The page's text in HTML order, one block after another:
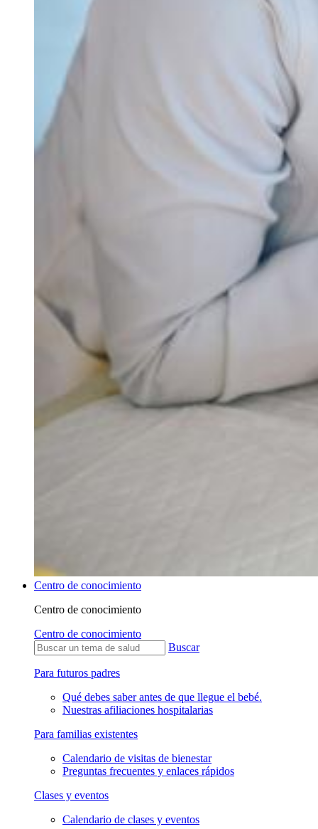
Centro de conocimiento
Centro de conocimiento
Centro de conocimiento
Buscar
Para futuros padres
Qué debes saber antes de que llegue el bebé.
Nuestras afiliaciones hospitalarias
Para familias existentes
Calendario de visitas de bienestar
Preguntas frecuentes y enlaces rápidos
Clases y eventos
Calendario de clases y eventos